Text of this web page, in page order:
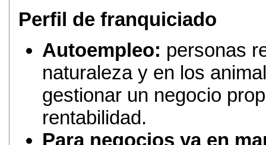
Perfil de franquiciado
Autoempleo: personas
naturaleza y en los
gestionar un negocio
rentabilidad.
Para negocios ya en